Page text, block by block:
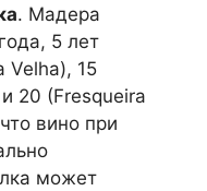
. Мадера
5 лет
Velha), 15
20 (Fresqueira
вино при
может